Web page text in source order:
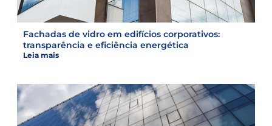
Fachadas de vidro em edifícios corporativos:
transparência e eficiência energética
Leia mais